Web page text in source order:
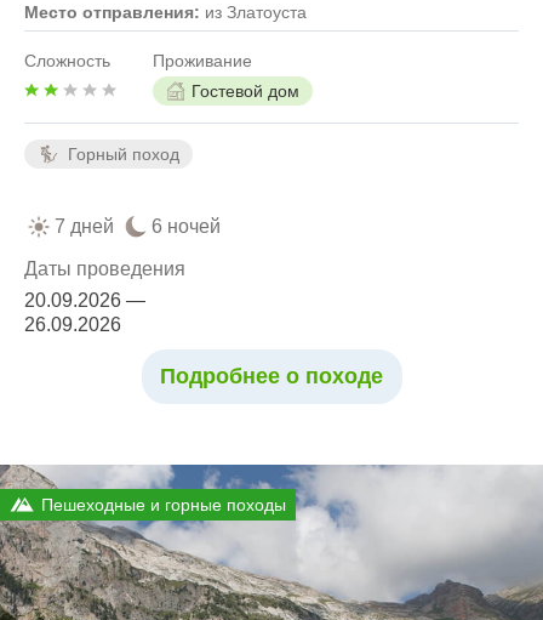
Место отправления: из Златоуста
Сложность
Проживание
Гостевой дом
Горный поход
7 дней 6 ночей
Даты проведения
20.09.2026 —
26.09.2026
Подробнее о походе
Пешеходные и горные походы